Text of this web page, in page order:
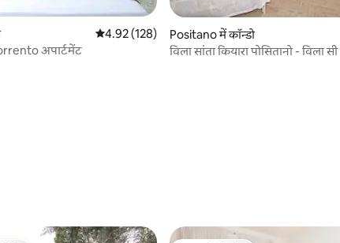
औसत रेटिंग 5 में से 4.92, 128 समीक्षाएँ
4.92 (128)
अपार्टमेंट
Positano में कॉन्डो
विला सांता कियारा पोसितानो - विला